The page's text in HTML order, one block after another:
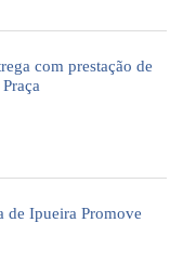
com prestação de
de Ipueira Promove